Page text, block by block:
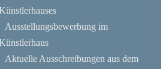
Ausstellungsbewerbung im
Aktuelle Ausschreibungen aus dem